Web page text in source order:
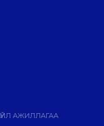
АЖИЛЛАГАА